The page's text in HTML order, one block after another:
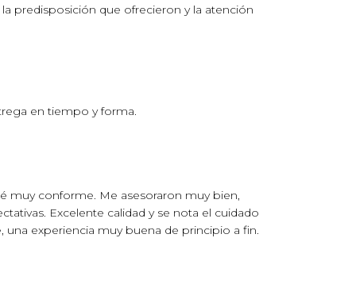
predisposición que ofrecieron y la atención
en tiempo y forma.
muy conforme. Me asesoraron muy bien,
Excelente calidad y se nota el cuidado
experiencia muy buena de principio a fin.